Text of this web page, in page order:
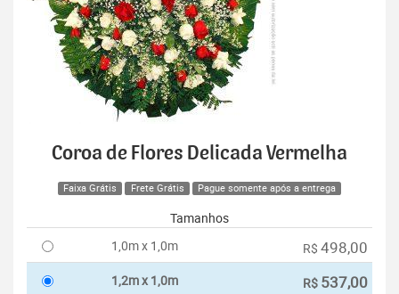
Coroa de Flores Delicada Vermelha
Faixa Grátis Frete Grátis Pague somente após a entrega
Tamanhos
1,0m x 1,0m
R$ 498,00
1,2m x 1,0m R$ 537,00